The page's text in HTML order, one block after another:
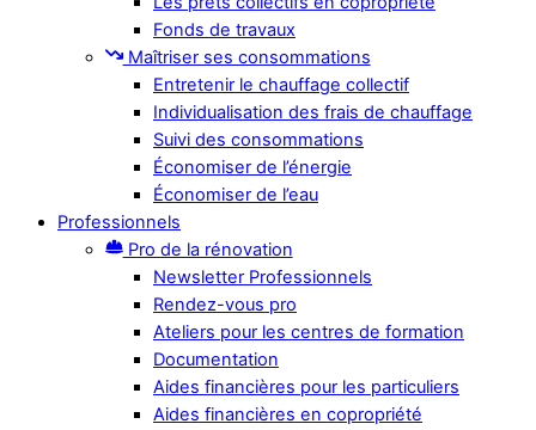
Fonds de travaux
Maîtriser ses consommations
Entretenir le chauffage collectif
Individualisation des frais de chauffage
Suivi des consommations
Économiser de l’énergie
Économiser de l’eau
Professionnels
Pro de la rénovation
Newsletter Professionnels
Rendez-vous pro
Ateliers pour les centres de formation
Documentation
Aides financières pour les particuliers
Aides financières en copropriété